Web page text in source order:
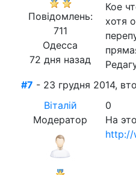
Повідомлень:
711
Одесса
72 дня назад
Кое
хотя
#7 - 23 грудня 2014,
Віталій
Модератор
0
На
http://